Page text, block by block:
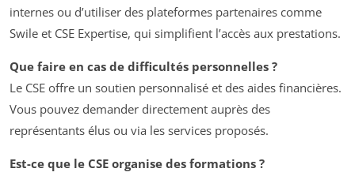
internes ou d’utiliser des plateformes partenaires comme
Swile et CSE Expertise, qui simplifient l’accès aux prestations.
Que faire en cas de difficultés personnelles ?
Le CSE offre un soutien personnalisé et des aides financières.
Vous pouvez demander directement auprès des
représentants élus ou via les services proposés.
Est-ce que le CSE organise des formations ?